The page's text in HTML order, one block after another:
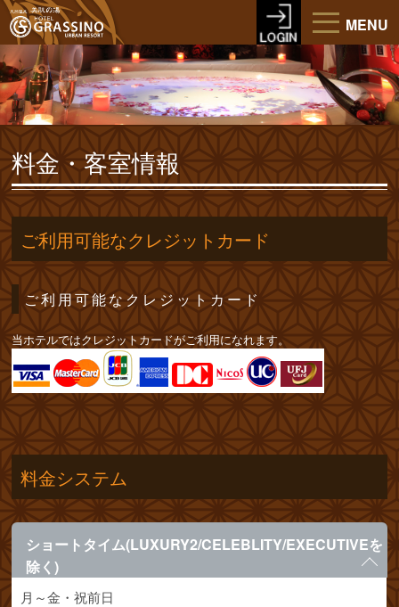
MENU
料金・客室情報
ご利用可能なクレジットカード
ご利用可能なクレジットカード
当ホテルではクレジットカードがご利用になれます。
料金システム
ショートタイム(LUXURY2/CELEBLITY/EXECUTIVEを
除く)
月～金・祝前日